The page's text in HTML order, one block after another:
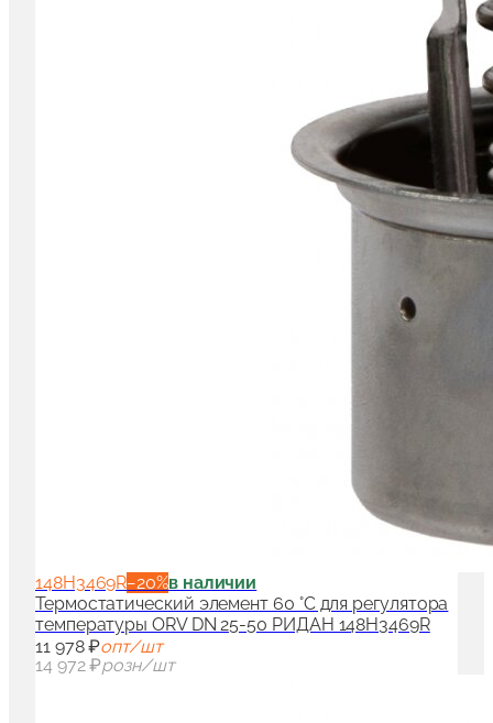
148H3469R−20%в наличии
Термостатический элемент 60 °C для регулятора
температуры ORV DN 25-50 РИДАН 148H3469R
11 978 ₽опт/шт
14 972 ₽розн/шт